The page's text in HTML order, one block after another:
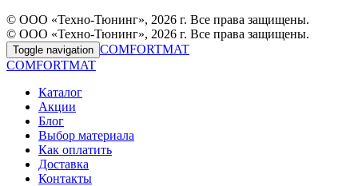
© ООО «Техно-Тюнинг», 2026 г. Все права защищены.
© ООО «Техно-Тюнинг», 2026 г. Все права защищены.
Toggle navigation COMFORTMAT
COMFORTMAT
Каталог
Акции
Блог
Выбор материала
Как оплатить
Доставка
Контакты